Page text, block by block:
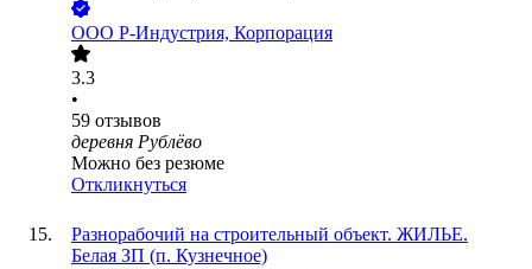
ООО Р-Индустрия, Корпорация
3.3
•
59 отзывов
деревня Рублёво
Можно без резюме
Откликнуться
Разнорабочий на строительный объект. ЖИЛЬЕ.
Белая ЗП (п. Кузнечное)